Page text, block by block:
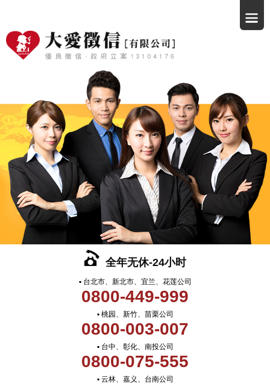
全年无休-24小时
▪ 台北市、新北市、宜兰、花莲公司
0800-449-999
▪ 桃园、新竹、苗栗公司
0800-003-007
▪ 台中、彰化、南投公司
0800-075-555
▪ 云林、嘉义、台南公司